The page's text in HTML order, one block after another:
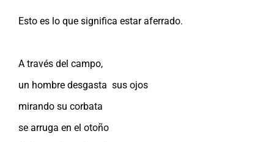
Esto es lo que significa estar aferrado.
A través del campo,
un hombre desgasta sus ojos
mirando su corbata
se arruga en el otoño